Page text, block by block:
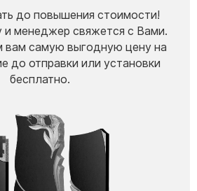
до повышения стоимости!
и менеджер свяжется с Вами.
вам самую выгодную цену на
до отправки или установки
бесплатно.